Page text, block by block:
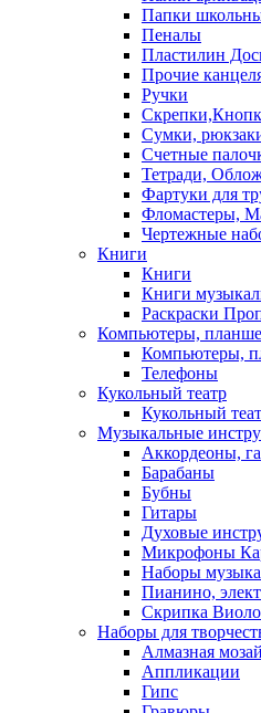
Папки
Пеналы
Пластилин
Прочие
Ручки
Сумки,
Счетные
Тетради,
Фартуки для
Фломастеры,
Чертежные
Книги
Книги
Книги
Раскраски
Компьютеры,
Компьютеры,
Телефоны
Кукольный театр
Кукольный
Музыкальные
Аккордеоны,
Барабаны
Бубны
Гитары
Духовые
Микрофоны
Наборы
Пианино,
Скрипка
Наборы для
Алмазная
Аппликации
Гипс